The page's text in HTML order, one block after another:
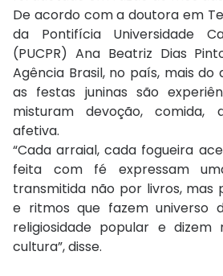
De acordo com a doutora em
da Pontifícia Universidade
(PUCPR) Ana Beatriz Dias
Agência Brasil, no país, mais do
as festas juninas são
misturam devoção, comida,
afetiva.
“Cada arraial, cada fogueira
feita com fé expressam
transmitida não por livros, mas
e ritmos que fazem universo
religiosidade popular e dizem
cultura”, disse.